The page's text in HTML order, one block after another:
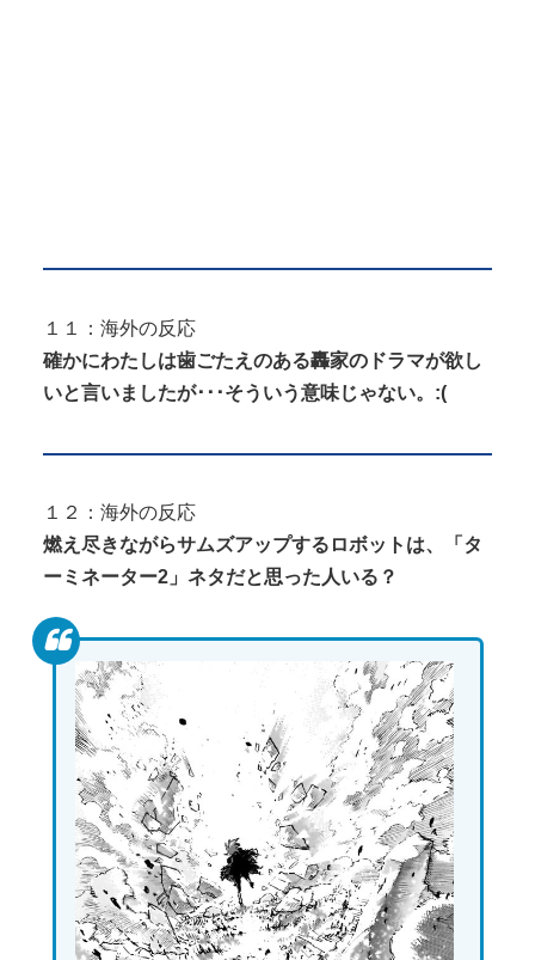
１１：海外の反応
確かにわたしは歯ごたえのある轟家のドラマが欲し
いと言いましたが･･･そういう意味じゃない。:(
１２：海外の反応
燃え尽きながらサムズアップするロボットは、「タ
ーミネーター2」ネタだと思った人いる？